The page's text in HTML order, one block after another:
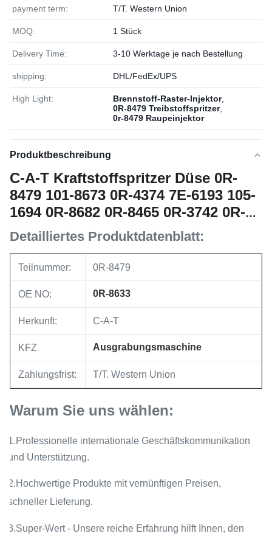
payment term: T/T. Western Union
MOQ: 1 Stück
Delivery Time: 3-10 Werktage je nach Bestellung
shipping: DHL/FedEx/UPS
High Light: Brennstoff-Raster-Injektor,
0R-8479 Treibstoffspritzer,
0r-8479 Raupeinjektor
Produktbeschreibung
C-A-T Kraftstoffspritzer Düse 0R-
8479 101-8673 0R-4374 7E-6193 105-
1694 0R-8682 0R-8465 0R-3742 0R-
8463 0R-8633
Detailliertes Produktdatenblatt:
Teilnummer: 0R-8479
OE NO: 0R-8633
Herkunft: C-A-T
KFZ Ausgrabungsmaschine
Zahlungsfrist: T/T. Western Union
Warum Sie uns wählen:
1.Professionelle internationale Geschäftskommunikation
und Unterstützung.
2.Hochwertige Produkte mit vernünftigen Preisen,
schneller Lieferung.
3.Super-Wert - Unsere reiche Erfahrung hilft Ihnen, den